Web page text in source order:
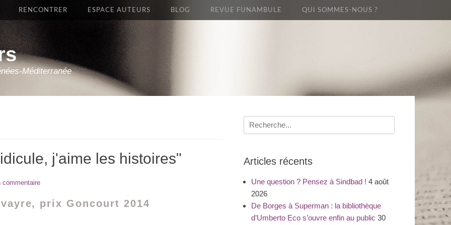
Méditerranée
RENCONTRER ESPACE AUTEURS BLOG REVUE FUNAMBULE QUI SOMMES-NOUS ?
j'aime les histoires"
commentaire
prix Goncourt 2014
Recherche
pour
Articles récents
Une question ? Pensez à Sindbad ! 4 août
2026
De Borges à Superman : la bibliothèque
d’Umberto Eco s’ouvre enfin au public 30